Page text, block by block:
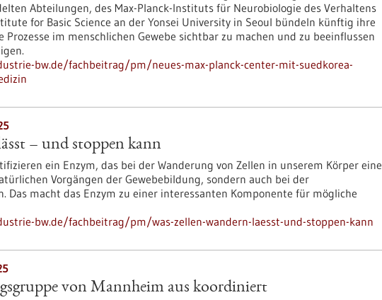
Abteilungen, des Max-Planck-Instituts für Neurobiologie des Verhaltens
for Basic Science an der Yonsei University in Seoul bündeln künftig ihre
Prozesse im menschlichen Gewebe sichtbar zu machen und zu beeinflussen
bw.de/fachbeitrag/pm/neues-max-planck-center-mit-suedkorea-
– und stoppen kann
ein Enzym, das bei der Wanderung von Zellen in unserem Körper eine
Vorgängen der Gewebebildung, sondern auch bei der
Das macht das Enzym zu einer interessanten Komponente für mögliche
bw.de/fachbeitrag/pm/was-zellen-wandern-laesst-und-stoppen-kann
von Mannheim aus koordiniert